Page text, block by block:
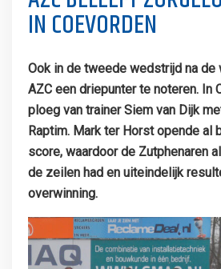
IN COEVORDEN
Ook in de tweede wedstrijd na
AZC een driepunter te noteren. In
ploeg van trainer Siem van Dijk
Raptim. Mark ter Horst opende al
score, waardoor de Zutphenaren
de zeilen had en uiteindelijk
overwinning.